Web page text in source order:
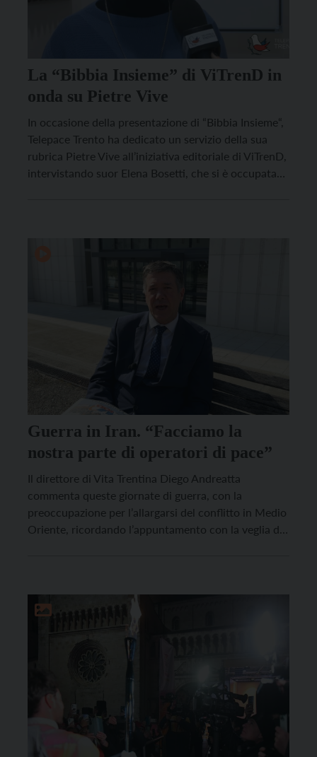
La “Bibbia Insieme” di ViTrenD in
onda su Pietre Vive
In occasione della presentazione di “Bibbia Insieme“,
Telepace Trento ha dedicato un servizio della sua
rubrica Pietre Vive all’iniziativa editoriale di ViTrenD,
intervistando suor Elena Bosetti, che si è occupata
Guerra in Iran. “Facciamo la
nostra parte di operatori di pace”
Il direttore di Vita Trentina Diego Andreatta
commenta queste giornate di guerra, con la
preoccupazione per l’allargarsi del conflitto in Medio
Oriente, ricordando l’appuntamento con la veglia di